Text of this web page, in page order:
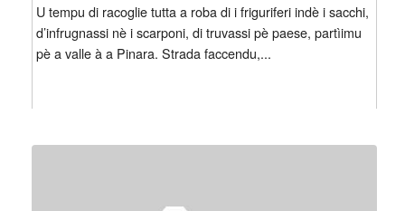
U tempu di racoglie tutta a roba di i friguriferi indè i sacchi,
d’infrugnassi nè i scarponi, di truvassi pè paese, partìimu
pè a valle à a Pinara. Strada faccendu,...